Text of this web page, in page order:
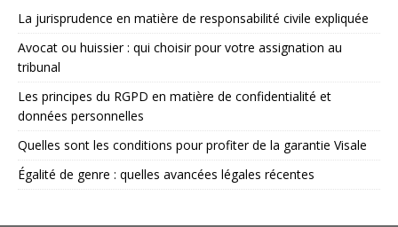
La jurisprudence en matière de responsabilité civile expliquée
Avocat ou huissier : qui choisir pour votre assignation au
tribunal
Les principes du RGPD en matière de confidentialité et
données personnelles
Quelles sont les conditions pour profiter de la garantie Visale
Égalité de genre : quelles avancées légales récentes